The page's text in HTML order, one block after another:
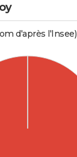
d'après l'Insee)